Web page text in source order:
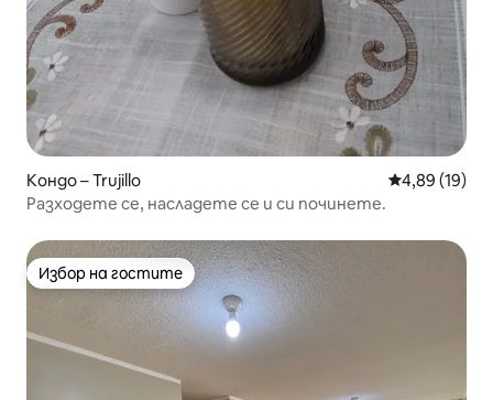
Кондо – Trujillo Средна
4,89 (19)
Разходете се, насладете се и си починете.
Избор на гостите
Избор на гостите